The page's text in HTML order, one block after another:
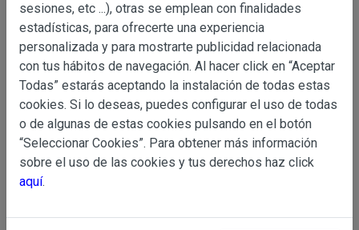
OBJETO
Información
Básica
sobre
de Datos
OBJETO
Las presentes Condiciones Generales regulan la
web www.perustocks.es, del que es titular ALBERT
YACARINE (en adelante, PERUSTOCKS).
La adquisición de cualesquiera de los productos
sesiones, etc ...), otras se emplean con finalidades
estadísticas, para ofrecerte una experiencia
personalizada y para mostrarte publicidad relacionada
con tus hábitos de navegación. Al hacer click en “Aceptar
Todas” estarás aceptando la instalación de todas estas
cookies. Si lo deseas, puedes configurar el uso de todas
o de algunas de estas cookies pulsando en el botón
“Seleccionar Cookies”. Para obtener más información
sobre el uso de las cookies y tus derechos haz click
aquí.